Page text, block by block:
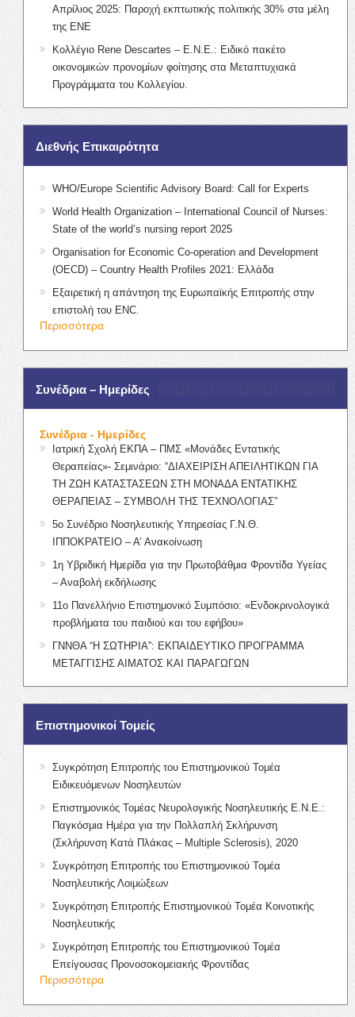
Απρίλιος 2025: Παροχή εκπτωτικής πολιτικής 30% στα μέλη
της ΕΝΕ
Κολλέγιο Rene Descartes – Ε.Ν.Ε.: Ειδικό πακέτο
οικονομικών προνομίων φοίτησης στα Μεταπτυχιακά
Προγράμματα του Κολλεγίου.
Διεθνής Επικαιρότητα
WHO/Europe Scientific Advisory Board: Call for Experts
World Health Organization – International Council of Nurses:
State of the world’s nursing report 2025
Organisation for Economic Co-operation and Development
(OECD) – Country Health Profiles 2021: Ελλάδα
Εξαιρετική η απάντηση της Ευρωπαϊκής Επιτροπής στην
επιστολή του ENC.
Περισσότερα
Συνέδρια – Ημερίδες
Συνέδρια - Ημερίδες
Ιατρική Σχολή ΕΚΠΑ – ΠΜΣ «Μονάδες Εντατικής
Θεραπείας»- Σεμινάριο: “ΔΙΑΧΕΙΡΙΣΗ ΑΠΕΙΛΗΤΙΚΩΝ ΓΙΑ
ΤΗ ΖΩΗ ΚΑΤΑΣΤΑΣΕΩΝ ΣΤΗ ΜΟΝΑΔΑ ΕΝΤΑΤΙΚΗΣ
ΘΕΡΑΠΕΙΑΣ – ΣΥΜΒΟΛΗ ΤΗΣ ΤΕΧΝΟΛΟΓΙΑΣ”
5ο Συνέδριο Νοσηλευτικής Υπηρεσίας Γ.Ν.Θ.
ΙΠΠΟΚΡΑΤΕΙΟ – Α’ Ανακοίνωση
1η Υβριδική Ημερίδα για την Πρωτοβάθμια Φροντίδα Υγείας
– Αναβολή εκδήλωσης
11ο Πανελλήνιο Επιστημονικό Συμπόσιο: «Ενδοκρινολογικά
προβλήματα του παιδιού και του εφήβου»
ΓΝΝΘΑ “Η ΣΩΤΗΡΙΑ”: ΕΚΠΑΙΔΕΥΤΙΚΟ ΠΡΟΓΡΑΜΜΑ
ΜΕΤΑΓΓΙΣΗΣ ΑΙΜΑΤΟΣ ΚΑΙ ΠΑΡΑΓΩΓΩΝ
Επιστημονικοί Τομείς
Συγκρότηση Επιτροπής του Επιστημονικού Τομέα
Ειδικευόμενων Νοσηλευτών
Επιστημονικός Τομέας Νευρολογικής Νοσηλευτικής Ε.Ν.Ε.:
Παγκόσμια Ημέρα για την Πολλαπλή Σκλήρυνση
(Σκλήρυνση Κατά Πλάκας – Multiple Sclerosis), 2020
Συγκρότηση Επιτροπής του Επιστημονικού Τομέα
Νοσηλευτικής Λοιμώξεων
Συγκρότηση Επιτροπής Επιστημονικού Τομέα Κοινοτικής
Νοσηλευτικής
Συγκρότηση Επιτροπής του Επιστημονικού Τομέα
Επείγουσας Προνοσοκομειακής Φροντίδας
Περισσότερα